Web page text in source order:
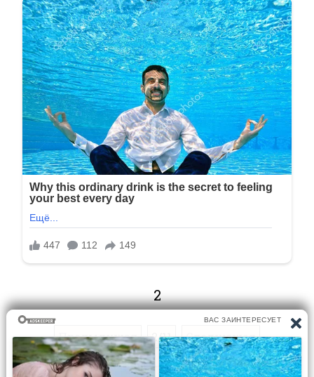
2
Предыдущая 2/11 Следующая
Перейти на страницу: